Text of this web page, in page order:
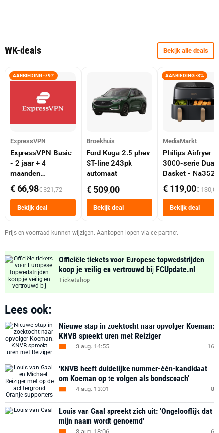
WK-deals Bekijk alle deals
AANBIEDING -79%
ExpressVPN
ExpressVPN Basic
- 2 jaar + 4
maanden
abonnement
€ 66,98€ 321,72
Bekijk deal
Broekhuis
Ford Kuga 2.5 phev
ST-line 243pk
automaat
€ 509,00
Bekijk deal
AANBIEDING -8%
MediaMarkt
Philips Airfryer
3000-serie Dual
Basket -
Dubbele Mand 9
Tot 6 Personen
Heteluchtfriteuse
Zwart
€ 119,00€ 130,00
Bekijk deal
Prijs en voorraad kunnen wijzigen. Aankopen lopen via de partner.
Officiële tickets voor Europese topwedstrijden
koop je veilig en vertrouwd bij FCUpdate.nl
Ticketshop
Lees ook:
Nieuwe stap in zoektocht naar opvolger Koeman:
KNVB spreekt uren met Reiziger
3 aug. 14:55 16
'KNVB heeft duidelijke nummer-één-kandidaat
om Koeman op te volgen als bondscoach'
4 aug. 13:01 8
Louis van Gaal spreekt zich uit: 'Ongelooflijk dat
mijn naam wordt genoemd'
3 aug. 18:06 6